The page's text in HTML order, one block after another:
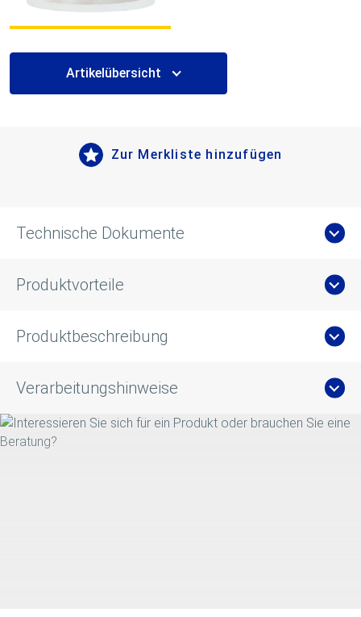
Artikelübersicht
Zur Merkliste hinzufügen
Technische Dokumente
Produktvorteile
Produktbeschreibung
Verarbeitungshinweise